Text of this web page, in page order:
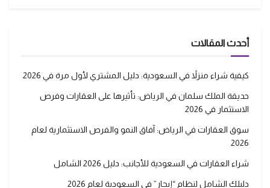
أحدث المقالات
كيفية شراء منزلاً في السعودية: دليل المشتري لأول مرة في 2026
حديقة الملك سلمان في الرياض: تأثيرها على العقارات وفرص
الاستثمار في 2026
سوق العقارات في الرياض: آفاق النمو والفرص الاستثمارية لعام
2026
شراء العقارات في السعودية للأجانب: دليل 2026 الشامل
دليلك الشامل لنظام “إيجار” في السعودية لعام 2026